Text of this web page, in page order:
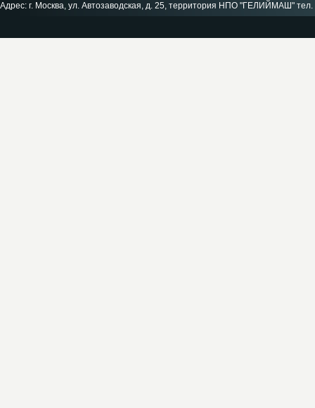
Адрес: г. Москва, ул. Автозаводская, д. 25, территория НПО "ГЕЛИЙМАШ"